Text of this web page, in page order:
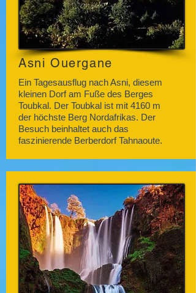
Asni Ouergane
Ein Tagesausflug nach Asni, diesem
kleinen Dorf am Fuße des Berges
Toubkal. Der Toubkal ist mit 4160 m
der höchste Berg Nordafrikas. Der
Besuch beinhaltet auch das
faszinierende Berberdorf Tahnaoute.